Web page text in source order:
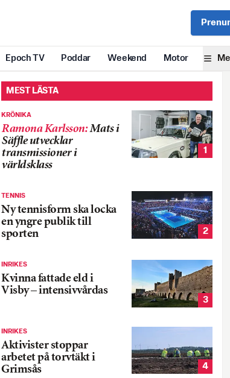
Epoch TV Poddar Weekend Motor
MEST LÄSTA
KRÖNIKA
Ramona Karlsson:Mats i
Säffle utvecklar
transmissioner i
världsklass
1
TENNIS
Ny tennisform ska locka
en yngre publik till
sporten
2
INRIKES
Kvinna fattade eld i
Visby – intensivvårdas
3
INRIKES
Aktivister stoppar
arbetet på torvtäkt i
Grimsås
4